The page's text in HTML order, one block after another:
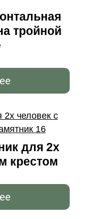
тройной
для 2х
крестом